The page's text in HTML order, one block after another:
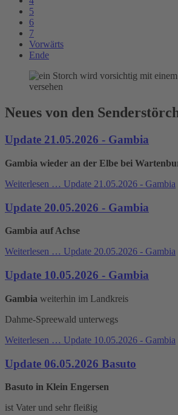
5
6
7
Vorwärts
Ende
Neues von den
Update 21.05.2026 - Gambia
Gambia wieder an der Elbe bei
Weiterlesen … Update 21.05.2026 - Gambia
Update 20.05.2026 - Gambia
Gambia auf Achse
Weiterlesen … Update 20.05.2026 - Gambia
Update 10.05.2026 - Gambia
Gambia weiterhin im Landkreis
Dahme-Spreewald unterwegs
Weiterlesen … Update 10.05.2026 - Gambia
Update 06.05.2026 Basuto
Basuto in Klein Engersen
ist Vater und sehr fleißig